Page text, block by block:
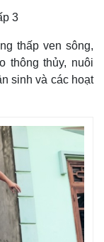
3
thấp ven sông,
thông thủy, nuôi
sinh và các hoạt